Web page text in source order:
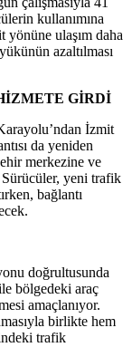
kullanımına
yönüne ulaşım daha
azaltılması
GİRDİ
İzmit
da yeniden
merkezine ve
Sürücüler, yeni trafik
bağlantı
doğrultusunda
bölgedeki araç
amaçlanıyor.
birlikte hem
trafik